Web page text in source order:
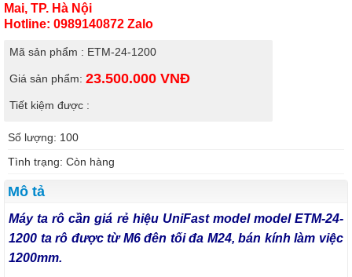
Mai, TP. Hà Nội
Hotline: 0989140872 Zalo
Mã sản phẩm : ETM-24-1200
Giá sản phẩm: 23.500.000 VNĐ
Tiết kiệm được :
Số lượng: 100
Tình trạng: Còn hàng
Mô tả
Máy ta rô cần giá rẻ hiệu UniFast model model ETM-24-
1200 ta rô được từ M6 đên tối đa M24, bán kính làm việc
1200mm.